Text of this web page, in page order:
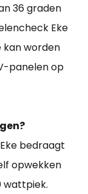
36 graden
Eke
kan worden
panelen op
bedraagt
opwekken
wattpiek.